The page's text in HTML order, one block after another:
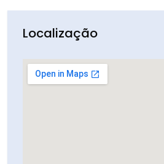
Localização